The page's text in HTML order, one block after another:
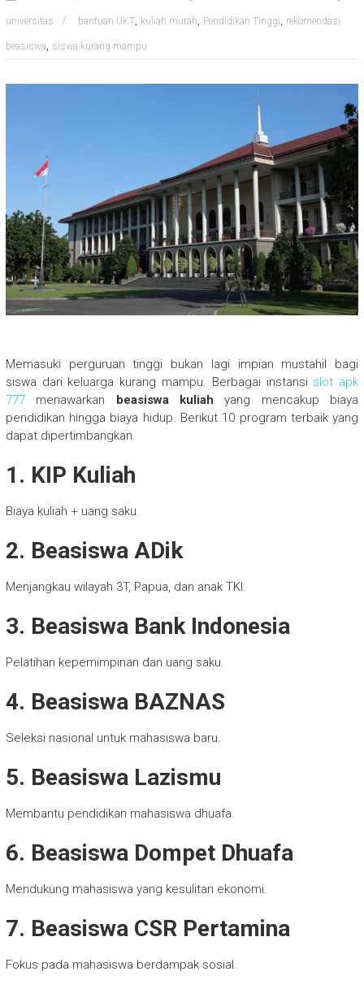
universitas bantuan UKT, kuliah murah, Pendidikan Tinggi, rekomendasi
beasiswa, siswa kurang mampu
Memasuki perguruan tinggi bukan lagi impian mustahil bagi
siswa dari keluarga kurang mampu. Berbagai instansi slot apk
777menawarkan beasiswa kuliah yang mencakup biaya
pendidikan hingga biaya hidup. Berikut 10 program terbaik yang
dapat dipertimbangkan.
1. KIP Kuliah
Biaya kuliah + uang saku.
2. Beasiswa ADik
Menjangkau wilayah 3T, Papua, dan anak TKI.
3. Beasiswa Bank Indonesia
Pelatihan kepemimpinan dan uang saku.
4. Beasiswa BAZNAS
Seleksi nasional untuk mahasiswa baru.
5. Beasiswa Lazismu
Membantu pendidikan mahasiswa dhuafa.
6. Beasiswa Dompet Dhuafa
Mendukung mahasiswa yang kesulitan ekonomi.
7. Beasiswa CSR Pertamina
Fokus pada mahasiswa berdampak sosial.